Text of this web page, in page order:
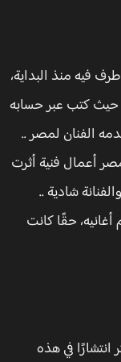
منذ البداية،
كتب عبر حسابه
لمصر ..
فنية أثرت
شادية ..
حقًا كانت
في هذه